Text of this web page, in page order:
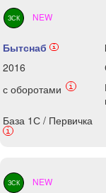
ЗСК NEW
Бытснаб i
2016
с оборотами
i
База 1С / Первичка
i
ЗСК NEW